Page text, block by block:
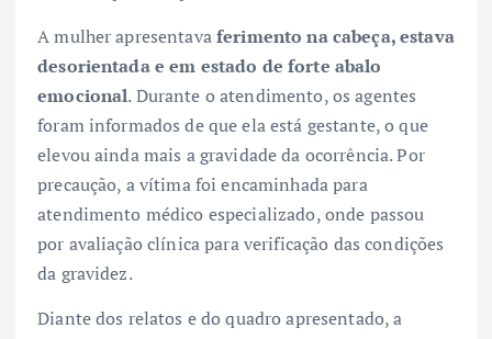
A mulher apresentavaferimento na cabeça, estava
desorientada e em estado de forte abalo
emocional. Durante o atendimento, os agentes
foram informados de que ela está gestante, o que
elevou ainda mais a gravidade da ocorrência. Por
precaução, a vítima foi encaminhada para
atendimento médico especializado, onde passou
por avaliação clínica para verificação das condições
da gravidez.
Diante dos relatos e do quadro apresentado, a